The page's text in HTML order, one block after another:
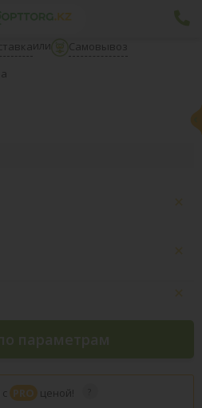
или
Самовывоз
параметрам
PRO ценой!